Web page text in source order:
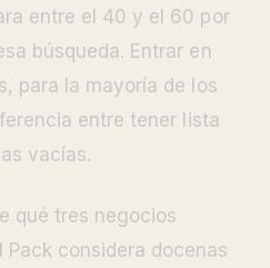
entre el 40 y el 60 por
búsqueda. Entrar en
para la mayoría de los
entre tener lista
vacías.
qué tres negocios
considera docenas